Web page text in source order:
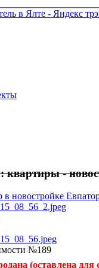
-
№189
(оставлена для